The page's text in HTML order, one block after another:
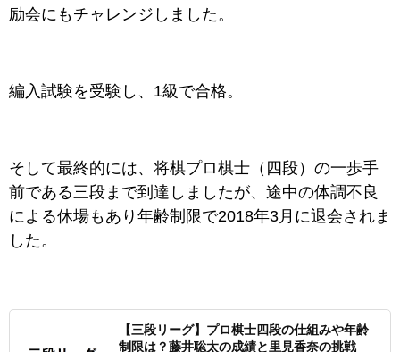
励会にもチャレンジしました。
編入試験を受験し、1級で合格。
そして最終的には、将棋プロ棋士（四段）の一歩手
前である三段まで到達しましたが、途中の体調不良
による休場もあり年齢制限で2018年3月に退会されま
した。
【三段リーグ】プロ棋士四段の仕組みや年齢
制限は？藤井聡太の成績と里見香奈の挑戦